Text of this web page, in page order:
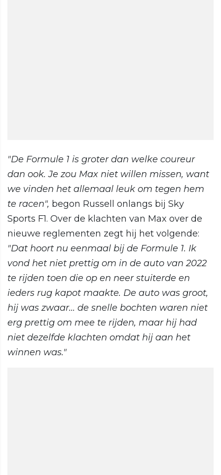
"De Formule 1 is groter dan welke coureur
dan ook. Je zou Max niet willen missen, want
we vinden het allemaal leuk om tegen hem
te racen", begon Russell onlangs bij Sky
Sports F1. Over de klachten van Max over de
nieuwe reglementen zegt hij het volgende:
"Dat hoort nu eenmaal bij de Formule 1. Ik
vond het niet prettig om in de auto van 2022
te rijden toen die op en neer stuiterde en
ieders rug kapot maakte. De auto was groot,
hij was zwaar... de snelle bochten waren niet
erg prettig om mee te rijden, maar hij had
niet dezelfde klachten omdat hij aan het
winnen was."